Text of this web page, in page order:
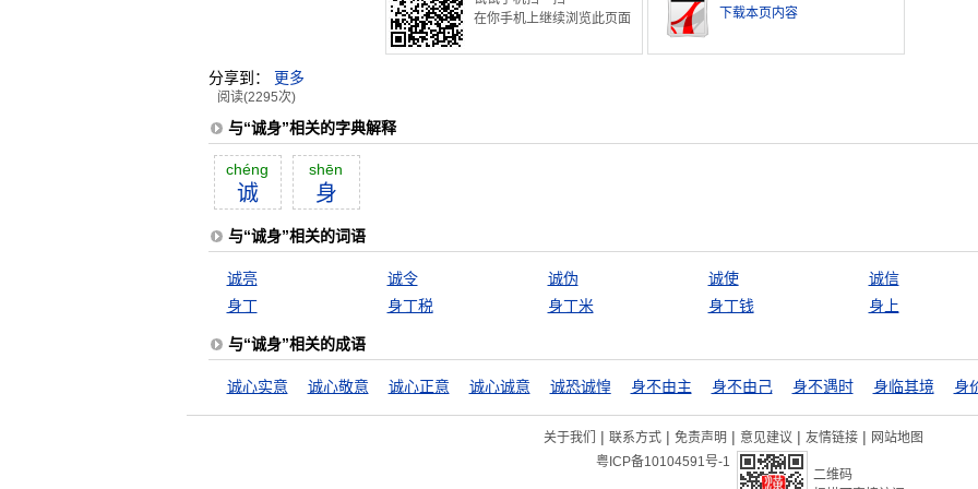
在你手机上继续浏览此页面
下载本页内容
分享到： 更多
阅读(2295次)
与“诚身”相关的字典解释
chéng
诚
shēn
身
与“诚身”相关的词语
诚亮 诚令 诚伪 诚使
诚信
身丁
身丁税 身丁米 身丁钱 身上
与“诚身”相关的成语
诚心实意 诚心敬意 诚心正意 诚心诚意 诚恐诚惶 身不由主 身不由己 身不遇时 身临其境 身
关于我们 | 联系方式 | 免责声明 | 意见建议 | 友情链接 | 网站地图
粤ICP备10104591号-1
二维码